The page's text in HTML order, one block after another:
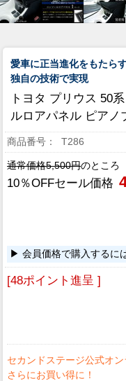
愛車に正当進化をもたら
独自の技術で実現
トヨタ プリウス 50
ルロアパネル ピアノ
T286
通常価格5,500円のところ
10％OFFセール価格
会員価格で購入するに
[48ポイント進呈 ]